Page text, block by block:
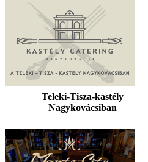
Teleki-Tisza-kastély
Nagykovácsiban